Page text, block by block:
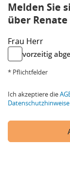
Melden Sie
über
Frau Herr
vorzeitig
* Pflichtfelder
Ich akzeptiere die
Datenschutzhinweise